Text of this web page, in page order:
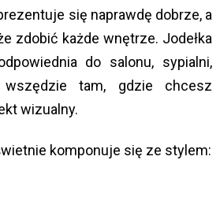
się naprawdę dobrze, a
zdobić każde wnętrze. Jodełka
do salonu, sypialni,
wszędzie tam, gdzie chcesz
wizualny.
komponuje się ze stylem: